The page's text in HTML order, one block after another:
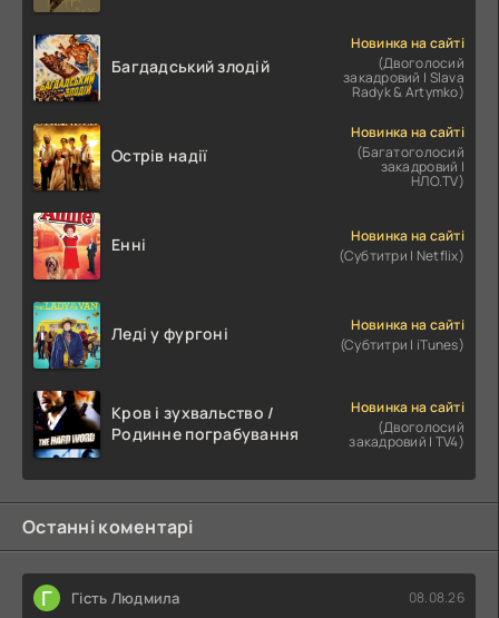
Багдадський злодій
Новинка на сайті
(Двоголосий
закадровий | Slava
Radyk & Artymko)
Острів надії
Новинка на сайті
(Багатоголосий
закадровий |
НЛО.TV)
Енні
Новинка на сайті
(Субтитри | Netflix)
Леді у фургоні
Новинка на сайті
(Субтитри | iTunes)
Кров і зухвальство /
Родинне пограбування
Новинка на сайті
(Двоголосий
закадровий | TV4)
Останні коментарі
Г Гість Людмила 08.08.26